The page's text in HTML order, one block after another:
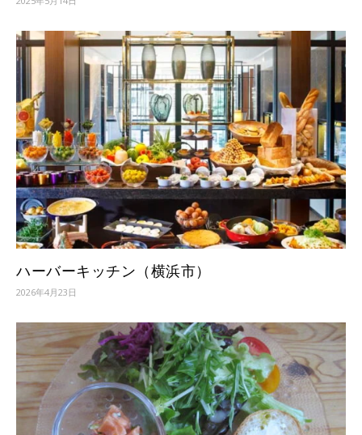
ハーバーキッチン（横浜市）
2026年4月23日